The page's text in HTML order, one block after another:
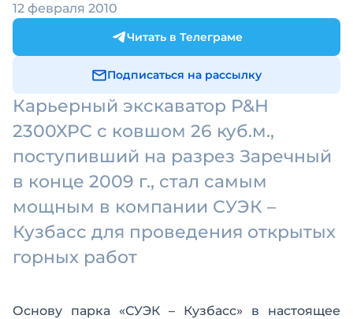
12 февраля 2010
Читать в Телеграме
Подписаться на рассылку
Карьерный экскаватор P&H
2300XPC с ковшом 26 куб.м.,
поступивший на разрез Заречный
в конце 2009 г., стал самым
мощным в компании СУЭК –
Кузбасс для проведения открытых
горных работ
Основу парка «СУЭК – Кузбасс» в настоящее